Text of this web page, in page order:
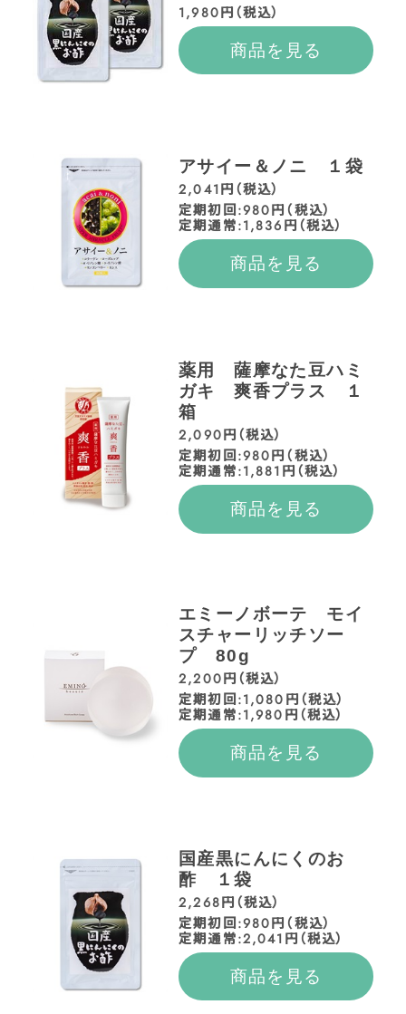
1,980円（税込）
商品を見る
アサイー＆ノニ １袋
2,041円（税込）
定期初回:980円（税込）
定期通常:1,836円（税込）
商品を見る
薬用 薩摩なた豆ハミ
ガキ 爽香プラス １
箱
2,090円（税込）
定期初回:980円（税込）
定期通常:1,881円（税込）
商品を見る
エミーノボーテ モイ
スチャーリッチソー
プ 80g
2,200円（税込）
定期初回:1,080円（税込）
定期通常:1,980円（税込）
商品を見る
国産黒にんにくのお
酢 １袋
2,268円（税込）
定期初回:980円（税込）
定期通常:2,041円（税込）
商品を見る